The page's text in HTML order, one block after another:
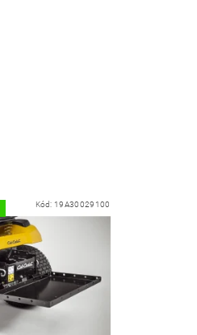
Kód: 19A30029100